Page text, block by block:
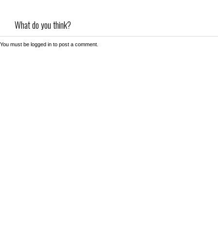
What do you think?
You must be logged in to post a comment.